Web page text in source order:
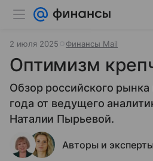
2 июля 2025 Финансы Mail
Оптимизм
Обзор российского
года от ведущего
Наталии Пырьевой.
Авторы и